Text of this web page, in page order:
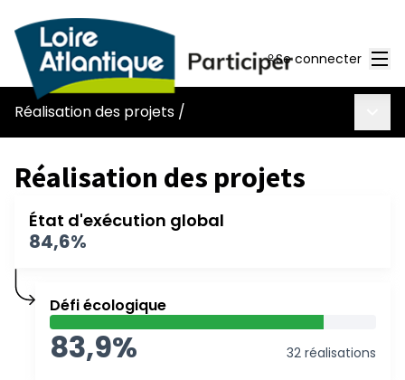
Se connecter
Réalisation des projets /
Réalisation des projets
État d'exécution global
84,6%
Défi écologique
83,9% 32 réalisations